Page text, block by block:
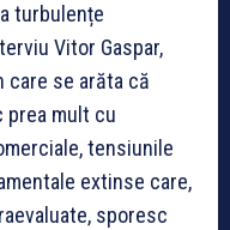
turbulențe
Vitor Gaspar,
care se arăta că
prea mult cu
tensiunile
extinse care,
sporesc